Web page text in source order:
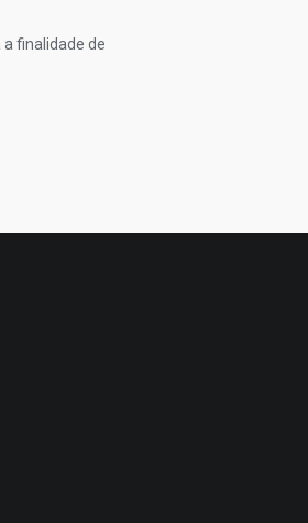
finalidade de